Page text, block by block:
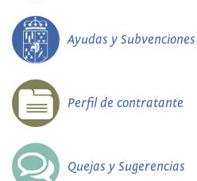
Ayudas y Subvenciones
Perfil de contratante
Quejas y Sugerencias